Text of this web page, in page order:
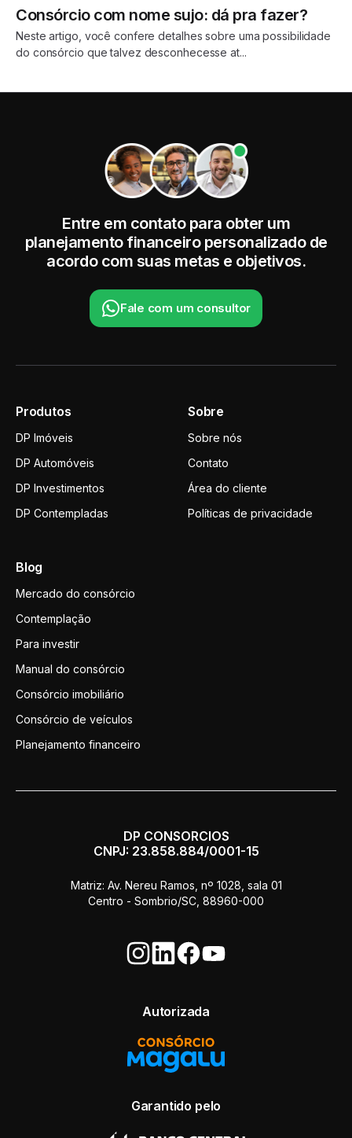
Consórcio com nome sujo: dá pra fazer?
Neste artigo, você confere detalhes sobre uma possibilidade
do consórcio que talvez desconhecesse at...
Entre em contato para obter um
planejamento financeiro personalizado de
acordo com suas metas e objetivos.
Fale com um consultor
Produtos
DP Imóveis
DP Automóveis
DP Investimentos
DP Contempladas
Sobre
Sobre nós
Contato
Área do cliente
Políticas de privacidade
Blog
Mercado do consórcio
Contemplação
Para investir
Manual do consórcio
Consórcio imobiliário
Consórcio de veículos
Planejamento financeiro
DP CONSORCIOS
CNPJ: 23.858.884/0001-15
Matriz: Av. Nereu Ramos, nº 1028, sala 01
Centro - Sombrio/SC, 88960-000
Autorizada
Garantido pelo